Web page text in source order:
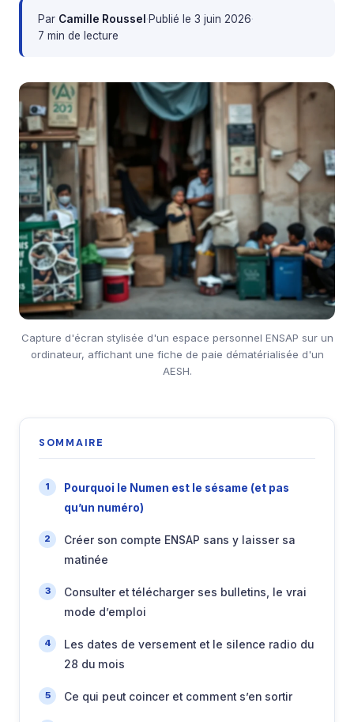
Par Camille Roussel·Publié le 3 juin 2026·
7 min de lecture
Capture d'écran stylisée d'un espace personnel ENSAP sur un
ordinateur, affichant une fiche de paie dématérialisée d'un
AESH.
SOMMAIRE
Pourquoi le Numen est le sésame (et pas
qu’un numéro)
Créer son compte ENSAP sans y laisser sa
matinée
Consulter et télécharger ses bulletins, le vrai
mode d’emploi
Les dates de versement et le silence radio du
28 du mois
Ce qui peut coincer et comment s’en sortir